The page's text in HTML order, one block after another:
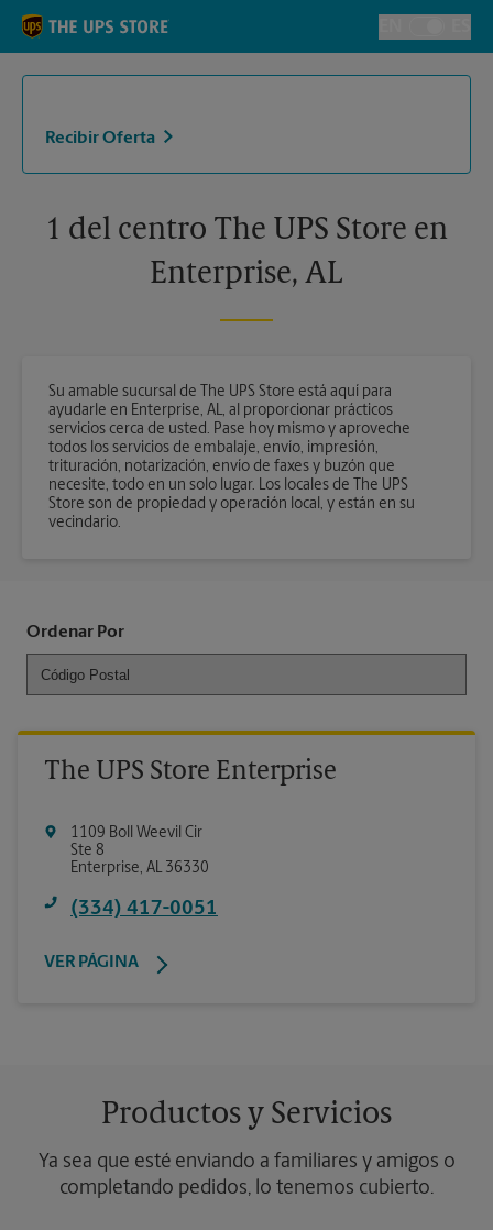
Skip to content
Alternar el
Return to Nav
Recibir Oferta
1 del centro The UPS Store en
Enterprise, AL
Su amable sucursal de The UPS Store está aquí para
ayudarle en Enterprise, AL, al proporcionar prácticos
servicios cerca de usted. Pase hoy mismo y aproveche
todos los servicios de embalaje, envío, impresión,
trituración, notarización, envío de faxes y buzón que
necesite, todo en un solo lugar. Los locales de The UPS
Store son de propiedad y operación local, y están en su
vecindario.
Ordenar Por
The UPS Store Enterprise
1109 Boll Weevil Cir
Ste 8
Enterprise, AL36330
(334) 417-0051
VER PÁGINA
Productos y Servicios
Ya sea que esté enviando a familiares y amigos o
completando pedidos, lo tenemos cubierto.